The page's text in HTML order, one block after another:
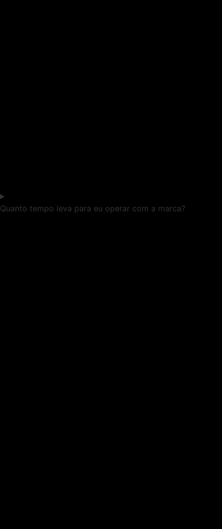
Quanto tempo leva para eu operar com a marca?